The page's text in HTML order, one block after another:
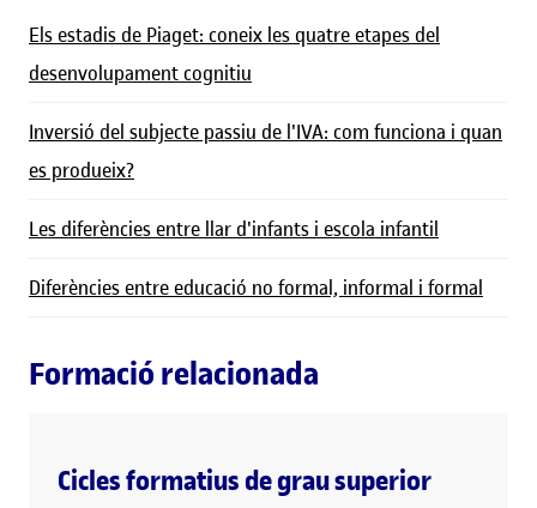
Els estadis de Piaget: coneix les quatre etapes del
desenvolupament cognitiu
Inversió del subjecte passiu de l'IVA: com funciona i quan
es produeix?
Les diferències entre llar d'infants i escola infantil
Diferències entre educació no formal, informal i formal
Formació relacionada
Cicles formatius de grau superior